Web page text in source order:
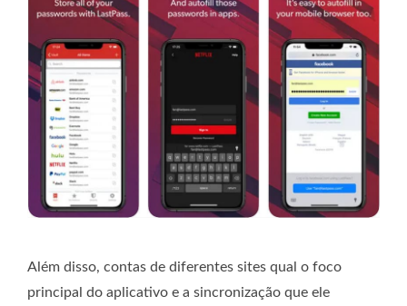
Além disso, contas de diferentes sites qual o foco
principal do aplicativo e a sincronização que ele